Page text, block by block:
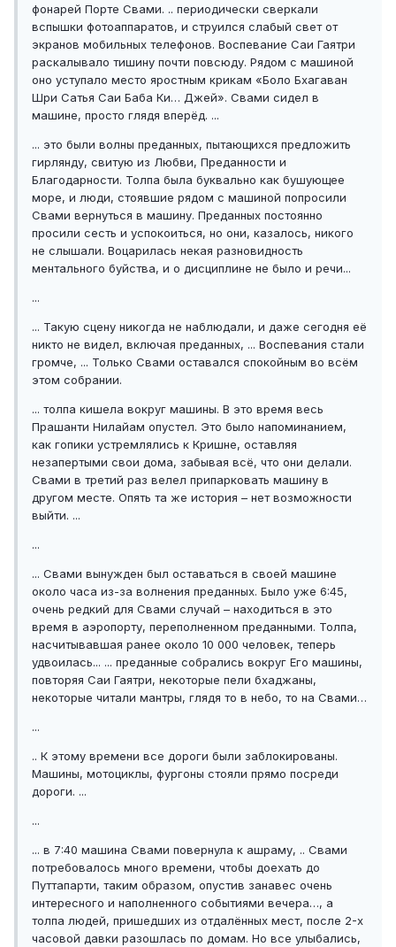
фонарей Порте Свами. .. периодически сверкали
вспышки фотоаппаратов, и струился слабый свет от
экранов мобильных телефонов. Воспевание Саи Гаятри
раскалывало тишину почти повсюду. Рядом с машиной
оно уступало место яростным крикам «Боло Бхагаван
Шри Сатья Саи Баба Ки… Джей». Свами сидел в
машине, просто глядя вперёд. ...
... это были волны преданных, пытающихся предложить
гирлянду, свитую из Любви, Преданности и
Благодарности. Толпа была буквально как бушующее
море, и люди, стоявшие рядом с машиной попросили
Свами вернуться в машину. Преданных постоянно
просили сесть и успокоиться, но они, казалось, никого
не слышали. Воцарилась некая разновидность
ментального буйства, и о дисциплине не было и речи...
...
... Такую сцену никогда не наблюдали, и даже сегодня её
никто не видел, включая преданных, ... Воспевания стали
громче, ... Только Свами оставался спокойным во всём
этом собрании.
... толпа кишела вокруг машины. В это время весь
Прашанти Нилайам опустел. Это было напоминанием,
как гопики устремлялись к Кришне, оставляя
незапертыми свои дома, забывая всё, что они делали.
Свами в третий раз велел припарковать машину в
другом месте. Опять та же история – нет возможности
выйти. ...
...
... Свами вынужден был оставаться в своей машине
около часа из-за волнения преданных. Было уже 6:45,
очень редкий для Свами случай – находиться в это
время в аэропорту, переполненном преданными. Толпа,
насчитывавшая ранее около 10 000 человек, теперь
удвоилась... ... преданные собрались вокруг Его машины,
повторяя Саи Гаятри, некоторые пели бхаджаны,
некоторые читали мантры, глядя то в небо, то на Свами…
...
.. К этому времени все дороги были заблокированы.
Машины, мотоциклы, фургоны стояли прямо посреди
дороги. ...
...
... в 7:40 машина Свами повернула к ашраму, .. Свами
потребовалось много времени, чтобы доехать до
Путтапарти, таким образом, опустив занавес очень
интересного и наполненного событиями вечера…, а
толпа людей, пришедших из отдалённых мест, после 2-х
часовой давки разошлась по домам. Но все улыбались,